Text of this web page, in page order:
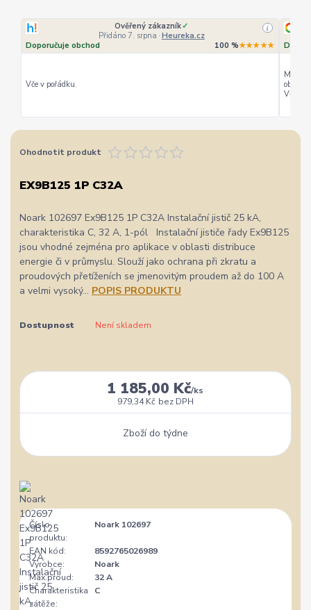
Ověřený zákazník✓
Přidáno 7. srpna · Heureka.cz
i
Doporučuje obchod 100 %★★★★★
Vče v pořádku.
Můžu
Vřele
Ohodnotit produkt
EX9B125 1P C32A
Noark 102697 Ex9B125 1P C32A Instalační jistič 25 kA,
charakteristika C, 32 A, 1-pól Instalační jističe řady Ex9B125
jsou vhodné zejména pro aplikace v oblasti distribuce
energie či v průmyslu. Slouží jako ochrana při zkratu a
proudových přetíženích se jmenovitým proudem až do 100 A
a velmi vysoký... POPIS PRODUKTU
Dostupnost Není skladem
1 185,00 Kč/ks
979,34 Kč bez DPH
Zboží do týdne
Číslo
produktu:
Noark 102697
EAN kód:
8592765026989
Výrobce:
Noark
Max.proud:
32 A
Charakteristika
zátěže:
C